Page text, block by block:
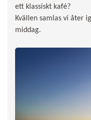
ett klassiskt kafé?
Kvällen samlas vi åter
middag.